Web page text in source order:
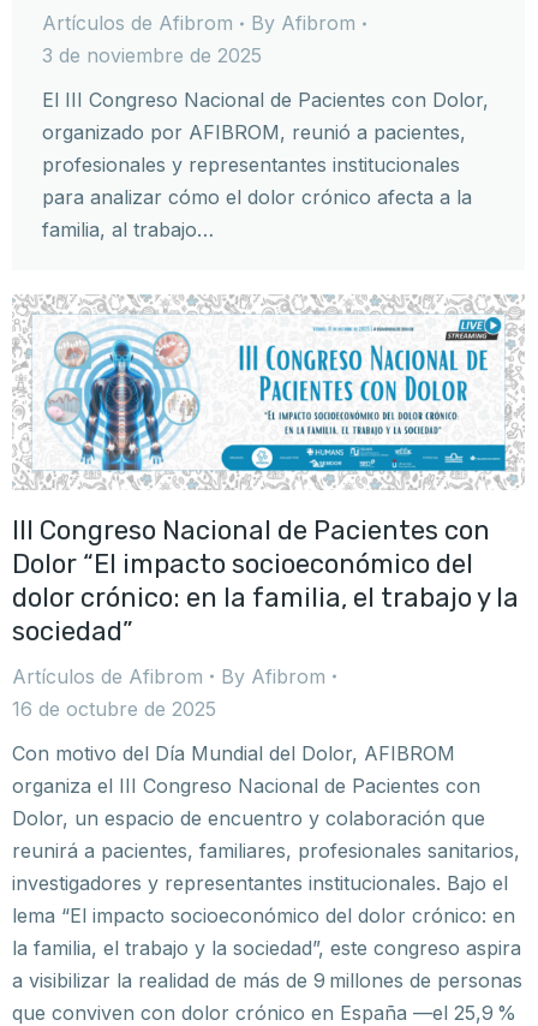
Artículos de Afibrom By Afibrom
3 de noviembre de 2025
El III Congreso Nacional de Pacientes con Dolor,
organizado por AFIBROM, reunió a pacientes,
profesionales y representantes institucionales
para analizar cómo el dolor crónico afecta a la
familia, al trabajo…
III Congreso Nacional de Pacientes con
Dolor “El impacto socioeconómico del
dolor crónico: en la familia, el trabajo y la
sociedad”
Artículos de Afibrom By Afibrom
16 de octubre de 2025
Con motivo del Día Mundial del Dolor, AFIBROM
organiza el III Congreso Nacional de Pacientes con
Dolor, un espacio de encuentro y colaboración que
reunirá a pacientes, familiares, profesionales sanitarios,
investigadores y representantes institucionales. Bajo el
lema “El impacto socioeconómico del dolor crónico: en
la familia, el trabajo y la sociedad”, este congreso aspira
a visibilizar la realidad de más de 9 millones de personas
que conviven con dolor crónico en España —el 25,9 %